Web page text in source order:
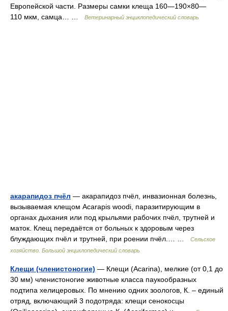
Европейской части. Размеры самки клеща 160—190×80—
110 мкм, самца… …
Ветеринарный энциклопедический словарь
акарапидоз пчёл — акарапидоз пчёл, инвазионная болезнь,
вызываемая клещом Acarapis woodi, паразитирующим в
органах дыхания или под крыльями рабочих пчёл, трутней и
маток. Клещ передаётся от больных к здоровым через
блуждающих пчёл и трутней, при роении пчёл.… …
Сельское
хозяйство. Большой энциклопедический словарь
Клещи (членистоногие) — Клещи (Acarina), мелкие (от 0,1 до
30 мм) членистоногие животные класса паукообразных
подтипа хелицеровых. По мнению одних зоологов, К. ‒ единый
отряд, включающий 3 подотряда: клещи сенокосцы